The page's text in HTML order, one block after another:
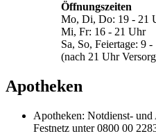
Öffnungszeiten
Mo, Di, Do: 19 - 21
Mi, Fr: 16 - 21 Uhr
Sa, So, Feiertage: 9
(nach 21 Uhr
Apotheken
Apotheken: Notdienst-
Festnetz unter 0800 00